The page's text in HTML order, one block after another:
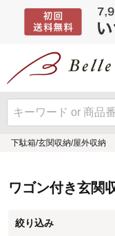
ワゴン付き玄関
絞り込み